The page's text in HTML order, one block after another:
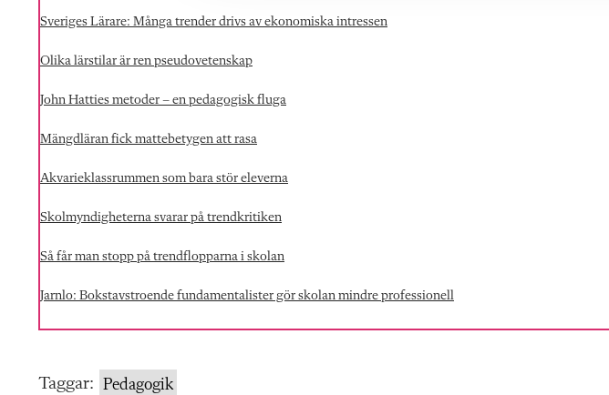
Sveriges Lärare: Många trender drivs av ekonomiska intressen
Olika lärstilar är ren pseudovetenskap
John Hatties metoder – en pedagogisk fluga
Mängdläran fick mattebetygen att rasa
Akvarieklassrummen som bara stör eleverna
Skolmyndigheterna svarar på trendkritiken
Så får man stopp på trendflopparna i skolan
Jarnlo: Bokstavstroende fundamentalister gör skolan mindre professionell
Taggar: Pedagogik